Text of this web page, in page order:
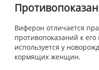
Виферон отличается
противопоказаний к
используется у
кормящих женщин.